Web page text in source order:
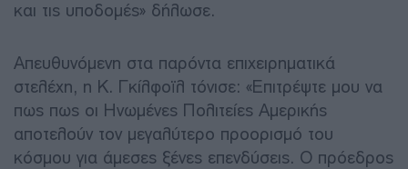
και τις υποδομές» δήλωσε.
Απευθυνόμενη στα παρόντα επιχειρηματικά
στελέχη, η Κ. Γκίλφοϊλ τόνισε: «Επιτρέψτε μου να
πως πως οι Ηνωμένες Πολιτείες Αμερικής
αποτελούν τον μεγαλύτερο προορισμό του
κόσμου για άμεσες ξένες επενδύσεις. Ο πρόεδρος